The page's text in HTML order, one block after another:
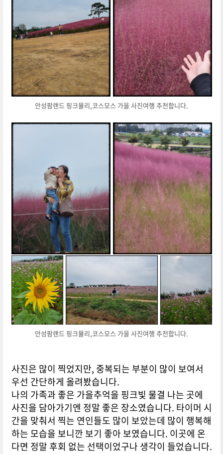
안성팜랜드 핑크뮬리,코스모스 가을 사진여행 추천합니다.
안성팜랜드 핑크뮬리,코스모스 가을 사진여행 추천합니다.
사진은 많이 찍었지만, 중복되는 부분이 많이 보여서
우선 간단하게 올려봤습니다.
나의 가족과 좋은 가을추억을 핑크빛 물결 나는 곳에
사진을 담아가기엔 정말 좋은 장소였습니다. 타이머 시
간을 맞춰서 찍는 연인들도 많이 보았는데 많이 행복해
하는 모습을 보니깐 보기 좋아 보였습니다. 이곳에 온
다면 정말 후회 없는 선택이었구나 생각이 들었습니다.